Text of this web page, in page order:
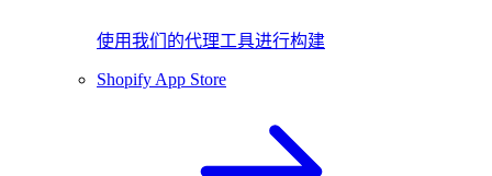
使用我们的代理工具进行构建
Shopify App Store